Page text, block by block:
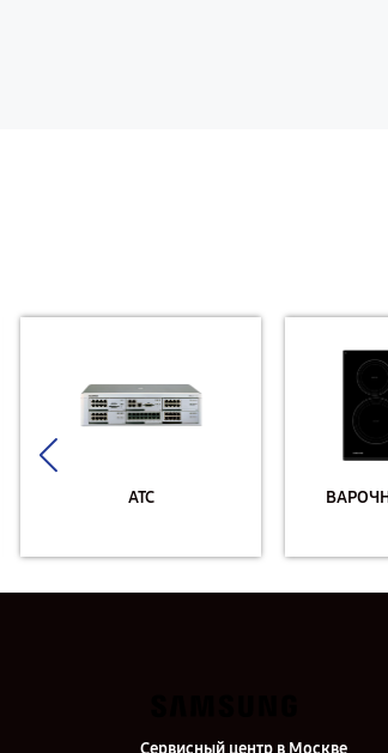
АТС
Сервисный центр в Москве